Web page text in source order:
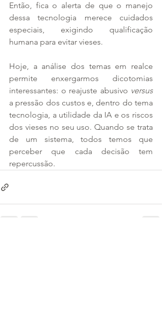
Então, fica o alerta de que o manejo
dessa tecnologia merece cuidados
especiais, exigindo qualificação
humana para evitar vieses.
Hoje, a análise dos temas em realce
permite enxergarmos dicotomias
interessantes: o reajuste abusivo versus
a pressão dos custos e, dentro do tema
tecnologia, a utilidade da IA e os riscos
dos vieses no seu uso. Quando se trata
de um sistema, todos temos que
perceber que cada decisão tem
repercussão.